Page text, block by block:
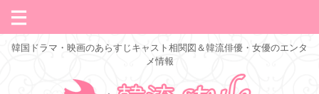
韓国ドラマ・映画のあらすじキャスト相関図＆韓流俳優・女優のエンタ
メ情報